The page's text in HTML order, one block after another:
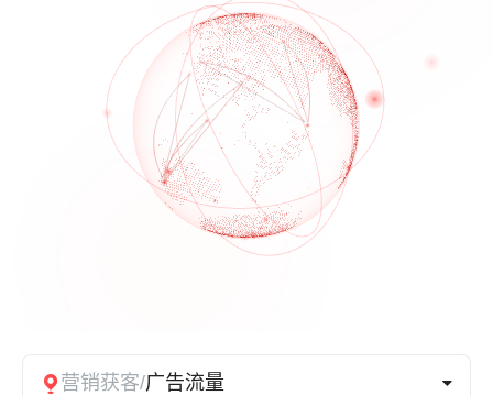
营销获客/广告流量